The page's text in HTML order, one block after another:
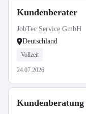
Kundenberater
JobTec Service GmbH
Deutschland
Vollzeit
24.07.2026
Kundenberatung